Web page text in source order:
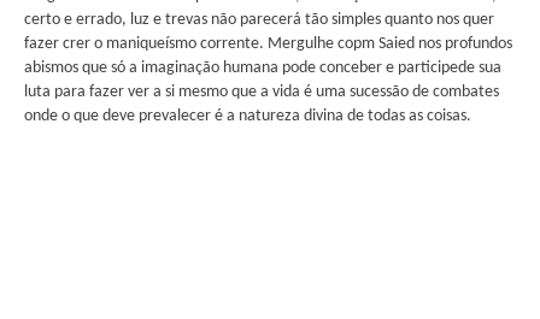
certo e errado, luz e trevas não parecerá tão simples quanto nos quer
fazer crer o maniqueísmo corrente. Mergulhe copm Saied nos profundos
abismos que só a imaginação humana pode conceber e participede sua
luta para fazer ver a si mesmo que a vida é uma sucessão de combates
onde o que deve prevalecer é a natureza divina de todas as coisas.